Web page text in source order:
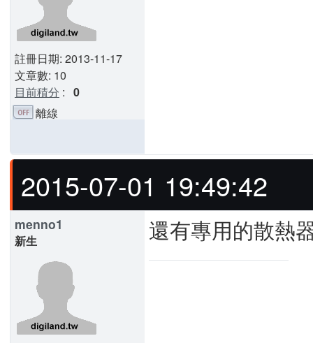
註冊日期: 2013-11-17
文章數: 10
目前積分 : 0
離線
2015-07-01 19:49:42
menno1
新生 還有專用的散熱